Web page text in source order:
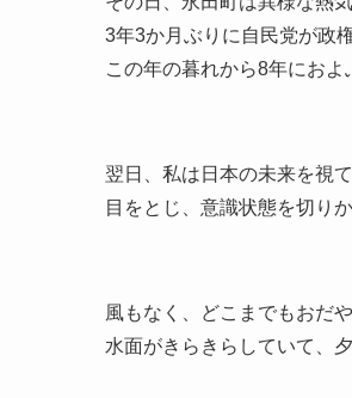
3年3か月ぶりに自民党が政
この年の暮れから8年におよ
翌日、私は日本の未来を視て
目をとじ、意識状態を切り
風もなく、どこまでもおだ
水面がきらきらしていて、